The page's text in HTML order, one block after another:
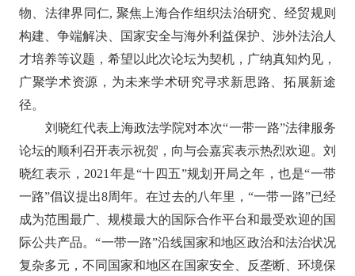
物、法律界同仁, 聚焦上海合作组织法治研究、经贸规则
构建、争端解决、国家安全与海外利益保护、涉外法治人
才培养等议题， 希望以此次论坛为契机，广纳真知灼见，
广聚学术资源，为未来学术研究寻求新思路、拓展新途
径。
刘晓红代表上海政法学院对本次“一带一路”法律服务
论坛的顺利召开表示祝贺，向与会嘉宾表示热烈欢迎。刘
晓红表示， 2021 年是“十四五”规划开局之年，也是“一带
一路”倡议提出8周年。在过去的八年里，“一带一路”已经
成为范围最广、规模最大的国际合作平台和最受欢迎的国
际公共产品。“一带一路”沿线国家和地区政治和法治状况
复杂多元，不同国家和地区在国家安全、反垄断、环境保